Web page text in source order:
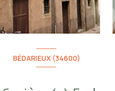
BÉDARIEUX (34600)